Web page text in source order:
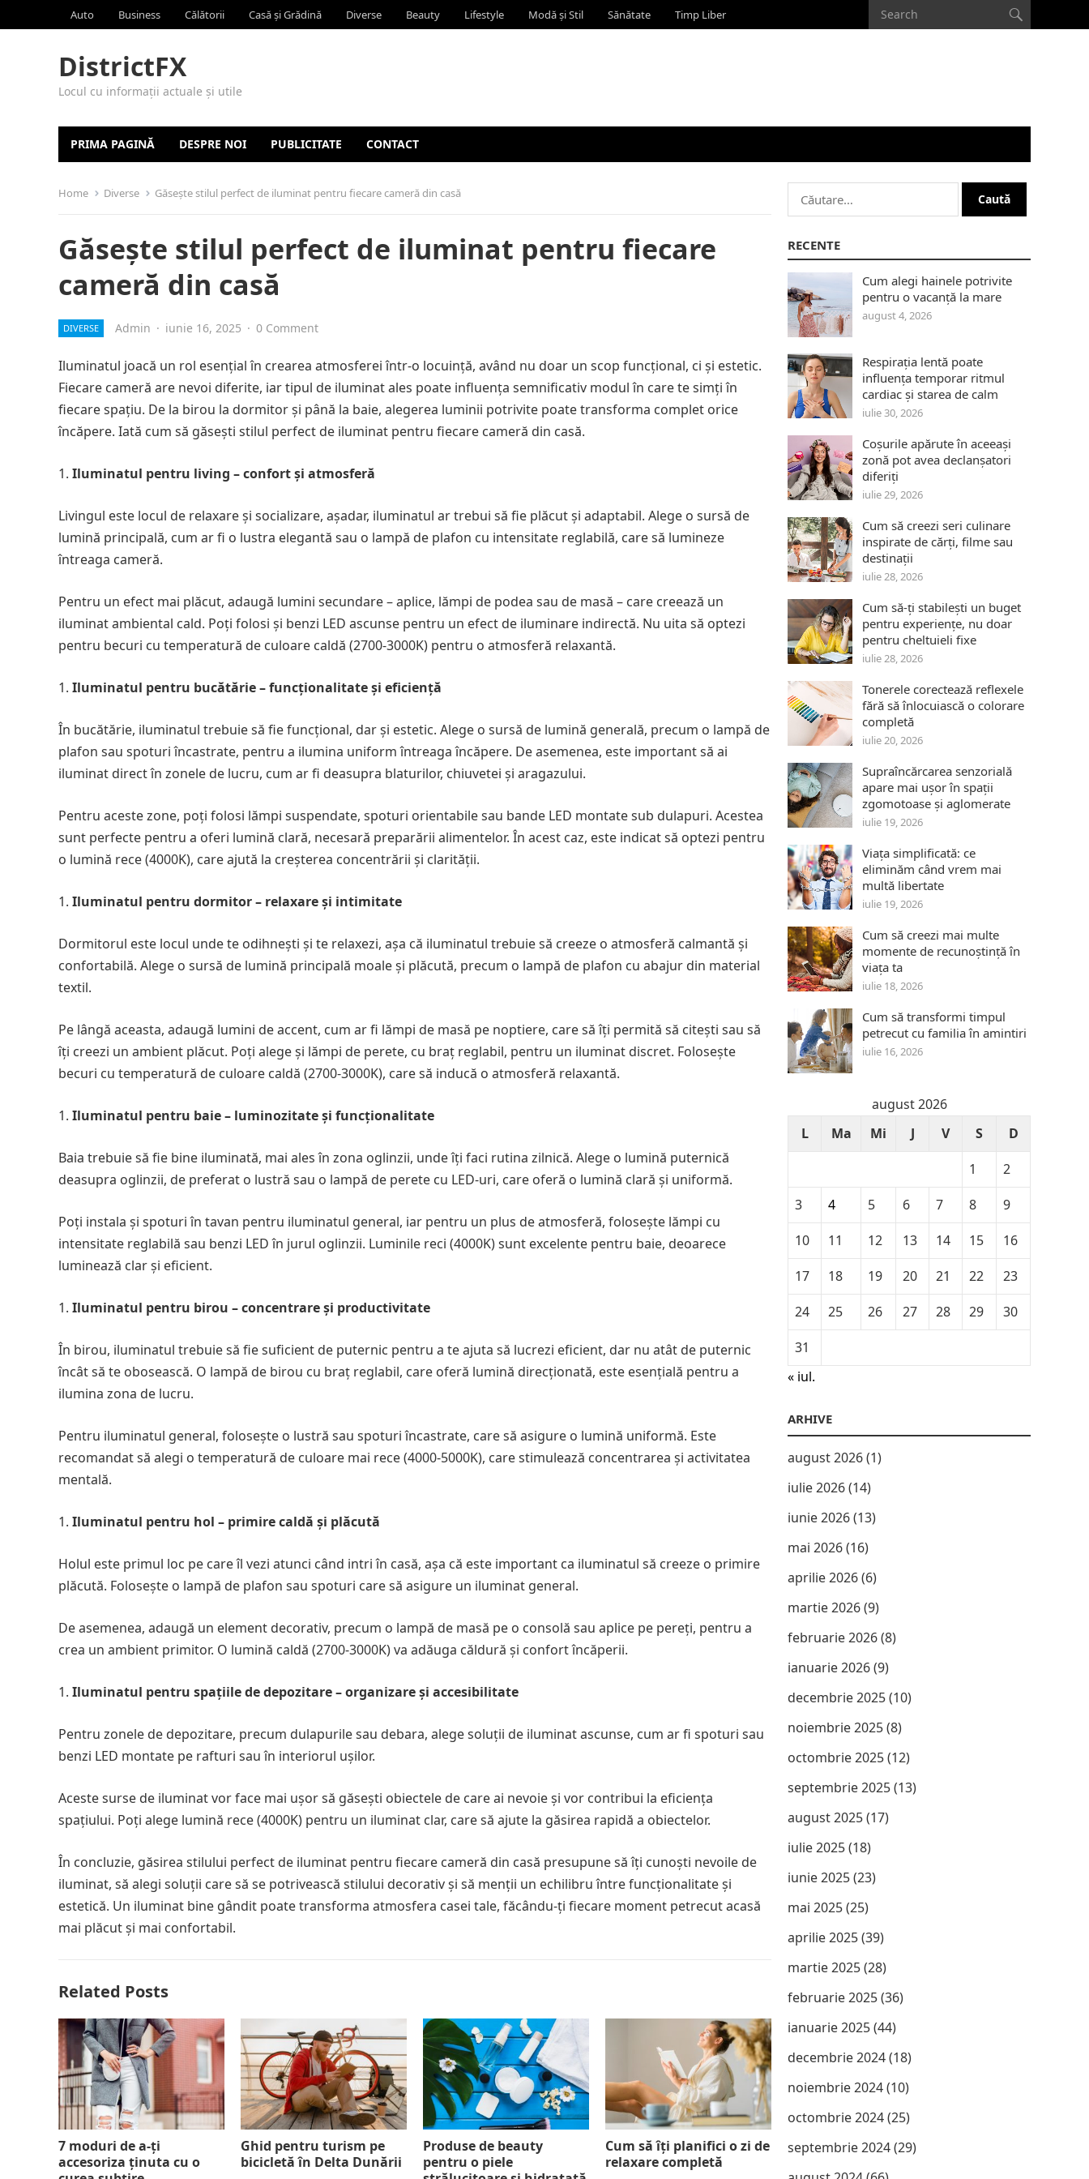
Auto Business Călătorii Casă și Grădină Diverse Beauty Lifestyle Modă și Stil Sănătate Timp Liber
DistrictFX
Locul cu informații actuale și utile
PRIMA PAGINĂ DESPRE NOI PUBLICITATE CONTACT
Home Diverse Găsește stilul perfect de iluminat pentru fiecare cameră din casă
Găsește stilul perfect de iluminat pentru fiecare
cameră din casă
DIVERSE Admin · iunie 16, 2025 · 0 Comment
Iluminatul joacă un rol esențial în crearea atmosferei într-o locuință, având nu doar un scop funcțional, ci și estetic.
Fiecare cameră are nevoi diferite, iar tipul de iluminat ales poate influența semnificativ modul în care te simți în
fiecare spațiu. De la birou la dormitor și până la baie, alegerea luminii potrivite poate transforma complet orice
încăpere. Iată cum să găsești stilul perfect de iluminat pentru fiecare cameră din casă.
Iluminatul pentru living – confort și atmosferă
Livingul este locul de relaxare și socializare, așadar, iluminatul ar trebui să fie plăcut și adaptabil. Alege o sursă de
lumină principală, cum ar fi o lustra elegantă sau o lampă de plafon cu intensitate reglabilă, care să lumineze
întreaga cameră.
Pentru un efect mai plăcut, adaugă lumini secundare – aplice, lămpi de podea sau de masă – care creează un
iluminat ambiental cald. Poți folosi și benzi LED ascunse pentru un efect de iluminare indirectă. Nu uita să optezi
pentru becuri cu temperatură de culoare caldă (2700-3000K) pentru o atmosferă relaxantă.
Iluminatul pentru bucătărie – funcționalitate și eficiență
În bucătărie, iluminatul trebuie să fie funcțional, dar și estetic. Alege o sursă de lumină generală, precum o lampă de
plafon sau spoturi încastrate, pentru a ilumina uniform întreaga încăpere. De asemenea, este important să ai
iluminat direct în zonele de lucru, cum ar fi deasupra blaturilor, chiuvetei și aragazului.
Pentru aceste zone, poți folosi lămpi suspendate, spoturi orientabile sau bande LED montate sub dulapuri. Acestea
sunt perfecte pentru a oferi lumină clară, necesară preparării alimentelor. În acest caz, este indicat să optezi pentru
o lumină rece (4000K), care ajută la creșterea concentrării și clarității.
Iluminatul pentru dormitor – relaxare și intimitate
Dormitorul este locul unde te odihnești și te relaxezi, așa că iluminatul trebuie să creeze o atmosferă calmantă și
confortabilă. Alege o sursă de lumină principală moale și plăcută, precum o lampă de plafon cu abajur din material
textil.
Pe lângă aceasta, adaugă lumini de accent, cum ar fi lămpi de masă pe noptiere, care să îți permită să citești sau să
îți creezi un ambient plăcut. Poți alege și lămpi de perete, cu braț reglabil, pentru un iluminat discret. Folosește
becuri cu temperatură de culoare caldă (2700-3000K), care să inducă o atmosferă relaxantă.
Iluminatul pentru baie – luminozitate și funcționalitate
Baia trebuie să fie bine iluminată, mai ales în zona oglinzii, unde îți faci rutina zilnică. Alege o lumină puternică
deasupra oglinzii, de preferat o lustră sau o lampă de perete cu LED-uri, care oferă o lumină clară și uniformă.
Poți instala și spoturi în tavan pentru iluminatul general, iar pentru un plus de atmosferă, folosește lămpi cu
intensitate reglabilă sau benzi LED în jurul oglinzii. Luminile reci (4000K) sunt excelente pentru baie, deoarece
luminează clar și eficient.
Iluminatul pentru birou – concentrare și productivitate
În birou, iluminatul trebuie să fie suficient de puternic pentru a te ajuta să lucrezi eficient, dar nu atât de puternic
încât să te obosească. O lampă de birou cu braț reglabil, care oferă lumină direcționată, este esențială pentru a
ilumina zona de lucru.
Pentru iluminatul general, folosește o lustră sau spoturi încastrate, care să asigure o lumină uniformă. Este
recomandat să alegi o temperatură de culoare mai rece (4000-5000K), care stimulează concentrarea și activitatea
mentală.
Iluminatul pentru hol – primire caldă și plăcută
Holul este primul loc pe care îl vezi atunci când intri în casă, așa că este important ca iluminatul să creeze o primire
plăcută. Folosește o lampă de plafon sau spoturi care să asigure un iluminat general.
De asemenea, adaugă un element decorativ, precum o lampă de masă pe o consolă sau aplice pe pereți, pentru a
crea un ambient primitor. O lumină caldă (2700-3000K) va adăuga căldură și confort încăperii.
Iluminatul pentru spațiile de depozitare – organizare și accesibilitate
Pentru zonele de depozitare, precum dulapurile sau debara, alege soluții de iluminat ascunse, cum ar fi spoturi sau
benzi LED montate pe rafturi sau în interiorul ușilor.
Aceste surse de iluminat vor face mai ușor să găsești obiectele de care ai nevoie și vor contribui la eficiența
spațiului. Poți alege lumină rece (4000K) pentru un iluminat clar, care să ajute la găsirea rapidă a obiectelor.
În concluzie, găsirea stilului perfect de iluminat pentru fiecare cameră din casă presupune să îți cunoști nevoile de
iluminat, să alegi soluții care să se potrivească stilului decorativ și să menții un echilibru între funcționalitate și
estetică. Un iluminat bine gândit poate transforma atmosfera casei tale, făcându-ți fiecare moment petrecut acasă
mai plăcut și mai confortabil.
Related Posts
7 moduri de a-ți
accesoriza ținuta cu o
Ghid pentru turism pe
bicicletă în Delta Dunării
Produse de beauty
pentru o piele
Cum să îți planifici o zi de
relaxare completă
Caută
după:
RECENTE
Cum alegi hainele potrivite
pentru o vacanță la mare
august 4, 2026
Respirația lentă poate
influența temporar ritmul
cardiac și starea de calm
iulie 30, 2026
Coșurile apărute în aceeași
zonă pot avea declanșatori
diferiți
iulie 29, 2026
Cum să creezi seri culinare
inspirate de cărți, filme sau
destinații
iulie 28, 2026
Cum să-ți stabilești un buget
pentru experiențe, nu doar
pentru cheltuieli fixe
iulie 28, 2026
Tonerele corectează reflexele
fără să înlocuiască o colorare
completă
iulie 20, 2026
Supraîncărcarea senzorială
apare mai ușor în spații
zgomotoase și aglomerate
iulie 19, 2026
Viața simplificată: ce
eliminăm când vrem mai
multă libertate
iulie 19, 2026
Cum să creezi mai multe
momente de recunoștință în
viața ta
iulie 18, 2026
Cum să transformi timpul
petrecut cu familia în amintiri
iulie 16, 2026
august 2026
L
Ma Mi J V S
D
1
2
3
4 5 6 7 8
9
10
11 12 13 14 15
16
17
18 19 20 21 22
23
24
25 26 27 28 29
30
31
« iul.
ARHIVE
august 2026(1)
iulie 2026(14)
iunie 2026(13)
mai 2026(16)
aprilie 2026(6)
martie 2026(9)
februarie 2026(8)
ianuarie 2026(9)
decembrie 2025(10)
noiembrie 2025(8)
octombrie 2025(12)
septembrie 2025(13)
august 2025(17)
iulie 2025(18)
iunie 2025(23)
mai 2025(25)
aprilie 2025(39)
martie 2025(28)
februarie 2025(36)
ianuarie 2025(44)
decembrie 2024(18)
noiembrie 2024(10)
octombrie 2024(25)
septembrie 2024(29)